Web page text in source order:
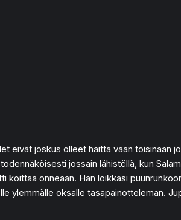
eivät joskus olleet haitta vaan toisinaan
jossain lähistöllä, kun
onneaan. Hän loikkasi
ylemmälle oksalle tasapainotteleman.